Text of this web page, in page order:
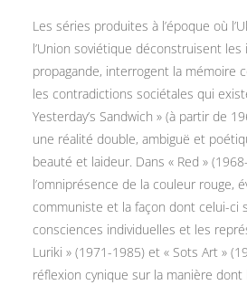
Les séries produites à l’époque où
l’Union soviétique déconstruisent les
propagande, interrogent la mémoire
les contradictions sociétales qui
Yesterday’s Sandwich » (à partir de
une réalité double, ambiguë et
beauté et laideur. Dans « Red »
l’omniprésence de la couleur rouge,
communiste et la façon dont celui-ci
consciences individuelles et les
Luriki » (1971-1985) et « Sots Art »
réflexion cynique sur la manière dont